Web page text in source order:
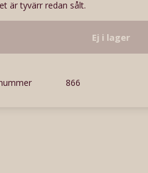
är tyvärr redan sålt.
Ej i lager
866